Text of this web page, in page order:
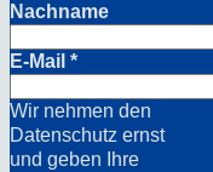
Nachname
E-Mail *
Wir nehmen den
Datenschutz ernst
und geben Ihre